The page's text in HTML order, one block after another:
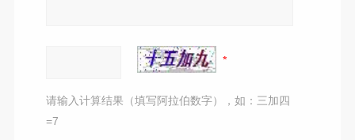
请输入计算结果（填写阿拉伯数字），如：三加四
=7